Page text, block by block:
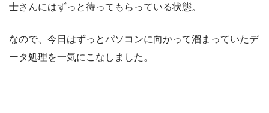
士さんにはずっと待ってもらっている状態。
なので、今日はずっとパソコンに向かって溜まっていたデ
ータ処理を一気にこなしました。